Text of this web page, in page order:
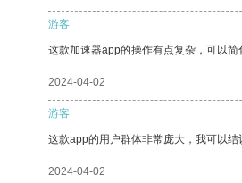
游客
这款加速器app的操作有点复杂，可以简
2024-04-02
游客
这款app的用户群体非常庞大，我可以结
2024-04-02